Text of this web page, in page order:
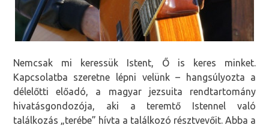
Nemcsak mi keressük Istent, Ő is keres minket.
Kapcsolatba szeretne lépni velünk – hangsúlyozta a
délelőtti előadó, a magyar jezsuita rendtartomány
hivatásgondozója, aki a teremtő Istennel való
találkozás „terébe” hívta a találkozó résztvevőit. Abba a